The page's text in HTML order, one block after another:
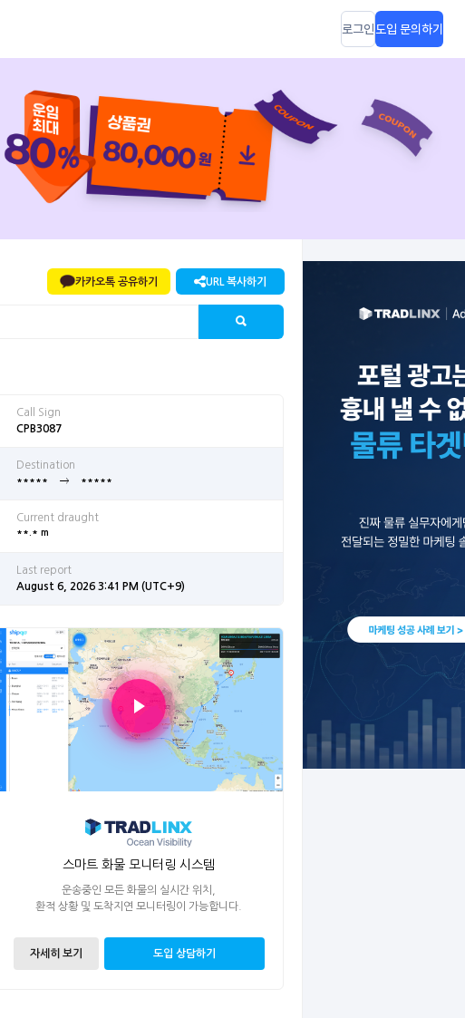
로그인 도입 문의하기
카카오톡 공유하기 URL 복사하기
Call Sign
CPB3087
Destination
***** *****
Current draught
**.* m
Last report
August 6, 2026 3:41 PM (UTC+9)
스마트 화물 모니터링 시스템
운송중인 모든 화물의 실시간 위치,
환적 상황 및 도착지연 모니터링이 가능합니다.
자세히 보기 도입 상담하기